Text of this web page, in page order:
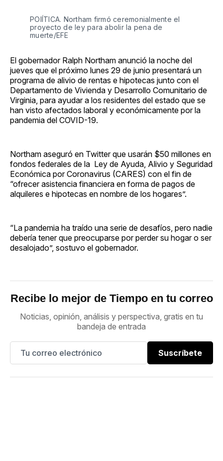
POlÍTICA. Northam firmó ceremonialmente el
proyecto de ley para abolir la pena de
muerte/EFE
El gobernador Ralph Northam anunció la noche del
jueves que el próximo lunes 29 de junio presentará un
programa de alivio de rentas e hipotecas junto con el
Departamento de Vivienda y Desarrollo Comunitario de
Virginia, para ayudar a los residentes del estado que se
han visto afectados laboral y económicamente por la
pandemia del COVID-19.
Northam aseguró en Twitter que usarán $50 millones en
fondos federales de la Ley de Ayuda, Alivio y Seguridad
Económica por Coronavirus (CARES) con el fin de
“ofrecer asistencia financiera en forma de pagos de
alquileres e hipotecas en nombre de los hogares”.
“La pandemia ha traído una serie de desafíos, pero nadie
debería tener que preocuparse por perder su hogar o ser
desalojado”, sostuvo el gobernador.
Recibe lo mejor de Tiempo en tu correo
Noticias, opinión, análisis y perspectiva, gratis en tu
bandeja de entrada
Suscríbete